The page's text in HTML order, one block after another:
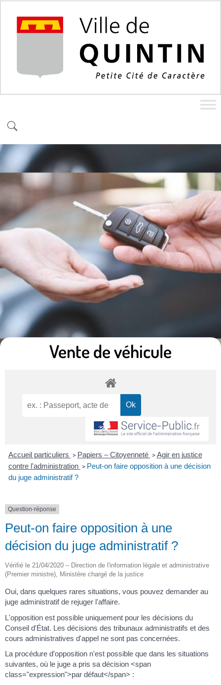
Vente de véhicule
Accueil particuliers > Papiers – Citoyenneté > Agir en justice
contre l'administration > Peut-on faire opposition à une décision
du juge administratif ?
Question-réponse
Peut-on faire opposition à une
décision du juge administratif ?
Vérifié le 21/04/2020 – Direction de l'information légale et administrative
(Premier ministre), Ministère chargé de la justice
Oui, dans quelques rares situations, vous pouvez demander au
juge administratif de rejuger l'affaire.
L'opposition est possible uniquement pour les décisions du
Conseil d'État. Les décisions des tribunaux administratifs et des
cours administratives d'appel ne sont pas concernées.
La procédure d'opposition n'est possible que dans les situations
suivantes, où le juge a pris sa décision <span
class="expression">par défaut</span> :